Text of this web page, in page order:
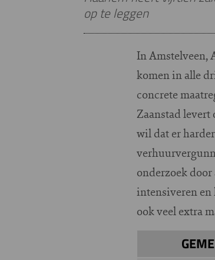
op te leggen
In Amstelveen,
komen in alle
concrete
Zaanstad
wil dat er
onderzoek
intensiveren
ook veel extra